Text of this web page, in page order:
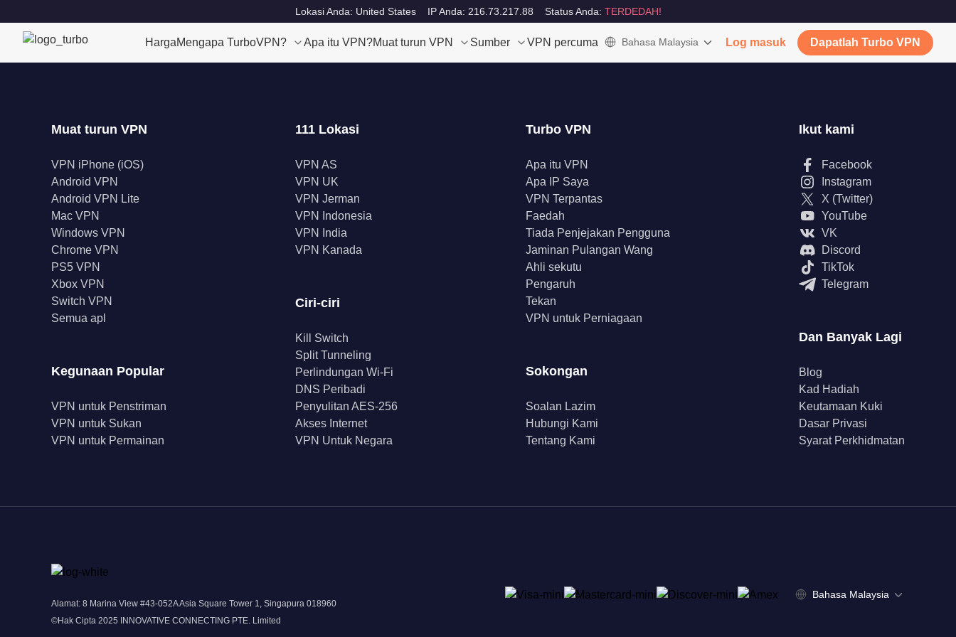
Lokasi Anda: United States IP Anda: 216.73.217.88 Status Anda: TERDEDAH!
HargaMengapa TurboVPN? Apa itu VPN?Muat turun VPN Sumber VPN percuma Bahasa Malaysia Log masuk Dapatlah Turbo VPN
Muat turun VPN
VPN iPhone (iOS)
Android VPN
Android VPN Lite
Mac VPN
Windows VPN
Chrome VPN
PS5 VPN
Xbox VPN
Switch VPN
Semua apl
Kegunaan Popular
VPN untuk Penstriman
VPN untuk Sukan
VPN untuk Permainan
111 Lokasi
VPN AS
VPN UK
VPN Jerman
VPN Indonesia
VPN India
VPN Kanada
Ciri-ciri
Kill Switch
Split Tunneling
Perlindungan Wi-Fi
DNS Peribadi
Penyulitan AES-256
Akses Internet
VPN Untuk Negara
Turbo VPN
Apa itu VPN
Apa IP Saya
VPN Terpantas
Faedah
Tiada Penjejakan Pengguna
Jaminan Pulangan Wang
Ahli sekutu
Pengaruh
Tekan
VPN untuk Perniagaan
Sokongan
Soalan Lazim
Hubungi Kami
Tentang Kami
Ikut kami
Facebook
Instagram
X (Twitter)
YouTube
VK
Discord
TikTok
Telegram
Dan Banyak Lagi
Blog
Kad Hadiah
Keutamaan Kuki
Dasar Privasi
Syarat Perkhidmatan
Alamat: 8 Marina View #43-052A Asia Square Tower 1, Singapura 018960
©Hak Cipta 2025 INNOVATIVE CONNECTING PTE. Limited
Bahasa Malaysia